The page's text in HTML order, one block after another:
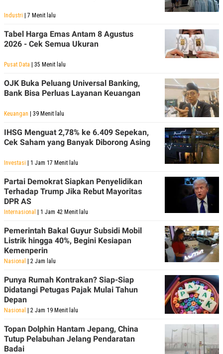
Industri | 7 Menit lalu
Tabel Harga Emas Antam 8 Agustus
2026 - Cek Semua Ukuran
Pusat Data | 35 Menit lalu
OJK Buka Peluang Universal Banking,
Bank Bisa Perluas Layanan Keuangan
Keuangan | 39 Menit lalu
IHSG Menguat 2,78% ke 6.409 Sepekan,
Cek Saham yang Banyak Diborong Asing
Investasi | 1 Jam 17 Menit lalu
Partai Demokrat Siapkan Penyelidikan
Terhadap Trump Jika Rebut Mayoritas
DPR AS
Internasional | 1 Jam 42 Menit lalu
Pemerintah Bakal Guyur Subsidi Mobil
Listrik hingga 40%, Begini Kesiapan
Kemenperin
Nasional | 2 Jam lalu
Punya Rumah Kontrakan? Siap-Siap
Didatangi Petugas Pajak Mulai Tahun
Depan
Nasional | 2 Jam 19 Menit lalu
Topan Dolphin Hantam Jepang, China
Tutup Pelabuhan Jelang Pendaratan
Badai